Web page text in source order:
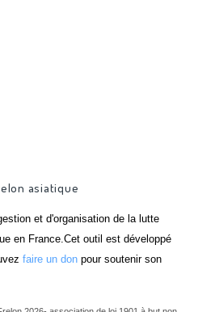
asiatique
et d'organisation de la lutte
en France.Cet outil est développé
faire un don pour soutenir son